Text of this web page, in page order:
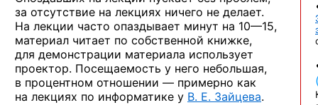
за отсутствие на лекциях ничего не делает.
На лекции часто опаздывает минут на 10—15,
материал читает по собственной книжке,
для демонстрации материала использует
проектор. Посещаемость у него небольшая,
в процентном отношении — примерно как
на лекциях по информатике у В. Е. Зайцева.